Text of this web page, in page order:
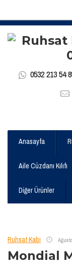
0532 213 54
Anasayfa
Aile Cüzdanı Kılıfı
Diğer Ürünler
Ruhsat Kabı
Mondial